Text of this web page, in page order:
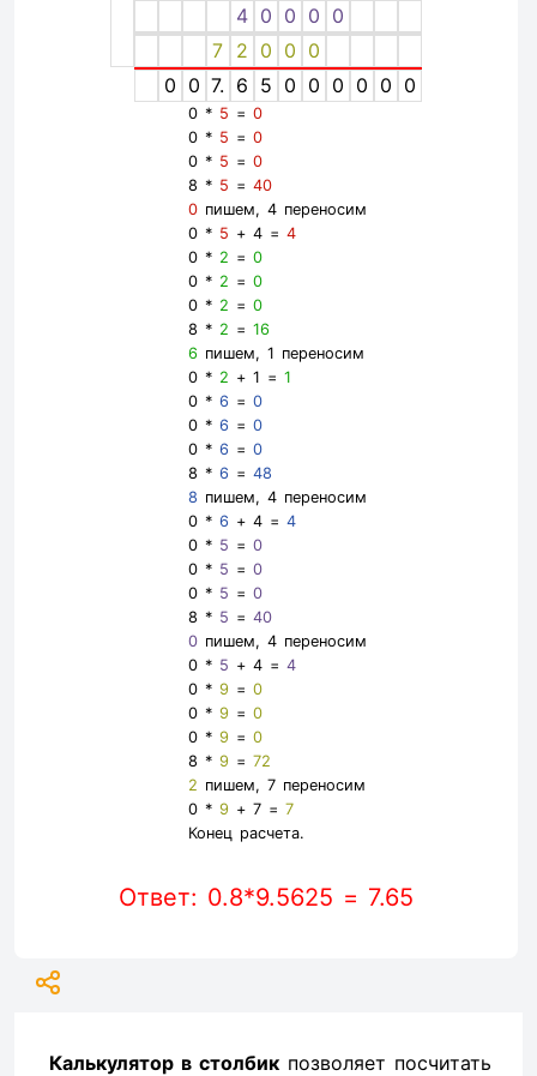
4 0 0 0 0
7 2 0 0 0
0 0 7. 6 5 0 0 0 0 0 0
0 * 5 =0
0 * 5 =0
0 * 5 =0
8 * 5 =40
0 пишем, 4 переносим
0 * 5 + 4 =4
0 * 2 =0
0 * 2 =0
0 * 2 =0
8 * 2 =16
6 пишем, 1 переносим
0 * 2 + 1 =1
0 *6 =0
0 *6 =0
0 *6 =0
8 *6 =48
8 пишем, 4 переносим
0 *6 + 4 =4
0 * 5 =0
0 * 5 =0
0 * 5 =0
8 * 5 =40
0 пишем, 4 переносим
0 * 5 + 4 =4
0 *9 =0
0 *9 =0
0 *9 =0
8 *9 =72
2 пишем, 7 переносим
0 *9 + 7 =7
Конец расчета.
Ответ: 0.8*9.5625 = 7.65
Калькулятор в столбик позволяет посчитать